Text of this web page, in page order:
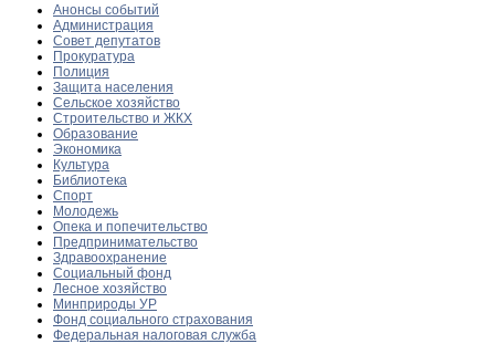
Анонсы событий
Администрация
Совет депутатов
Прокуратура
Полиция
Защита населения
Сельское хозяйство
Строительство и ЖКХ
Образование
Экономика
Культура
Библиотека
Спорт
Молодежь
Опека и попечительство
Предпринимательство
Здравоохранение
Социальный фонд
Лесное хозяйство
Минприроды УР
Фонд социального страхования
Федеральная налоговая служба